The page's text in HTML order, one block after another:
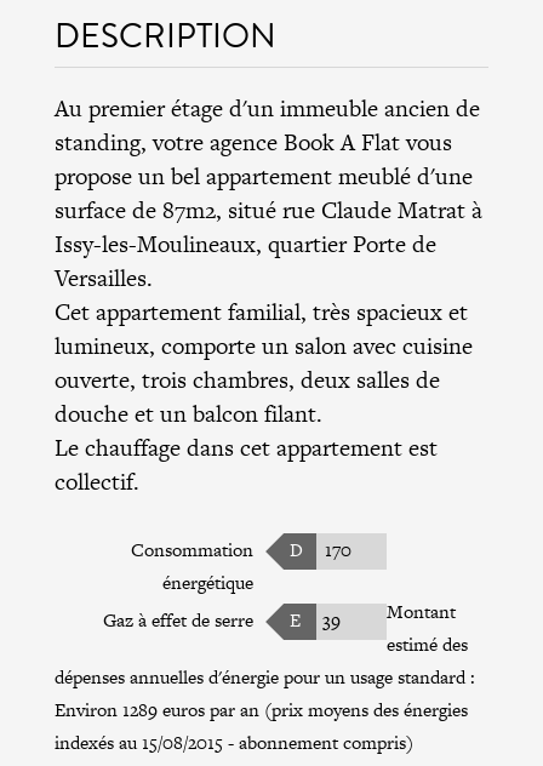
DESCRIPTION
Au premier étage d'un immeuble ancien de
standing, votre agence Book A Flat vous
propose un bel appartement meublé d'une
surface de 87m2, situé rue Claude Matrat à
Issy-les-Moulineaux, quartier Porte de
Versailles.
Cet appartement familial, très spacieux et
lumineux, comporte un salon avec cuisine
ouverte, trois chambres, deux salles de
douche et un balcon filant.
Le chauffage dans cet appartement est
collectif.
Consommation
énergétique
D 170
Gaz à effet de serre E 39
Montant
estimé des
dépenses annuelles d'énergie pour un usage standard :
Environ 1289 euros par an (prix moyens des énergies
indexés au 15/08/2015 - abonnement compris)